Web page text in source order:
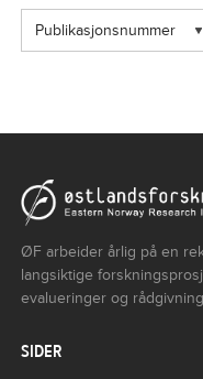
ØF arbeider årlig på en
langsiktige
evalueringer og
SIDER